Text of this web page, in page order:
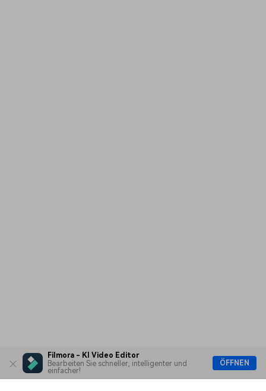
Filmora - KI Video Editor
Bearbeiten Sie schneller, intelligenter und
einfacher!
ÖFFNEN